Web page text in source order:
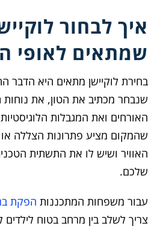
איך לבחור
שמתאים לאופי
בחירת לוקיישן מתאים היא הדבר
שנבחר מכתיב את הטון, את
האורחים ואת המגבלות
שהמקום מציע פתרונות הצללה
האוויר ושיש לו את התשתית
שלכם.
עבור משפחות המתכננות הפקת
צריך לשלב בין מרחב בטוח לילדים